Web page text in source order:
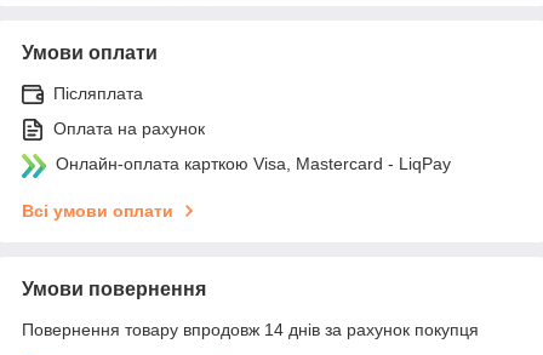
Умови оплати
Післяплата
Оплата на рахунок
Онлайн-оплата карткою Visa, Mastercard - LiqPay
Всі умови оплати
Умови повернення
Повернення товару впродовж 14 днів за рахунок покупця